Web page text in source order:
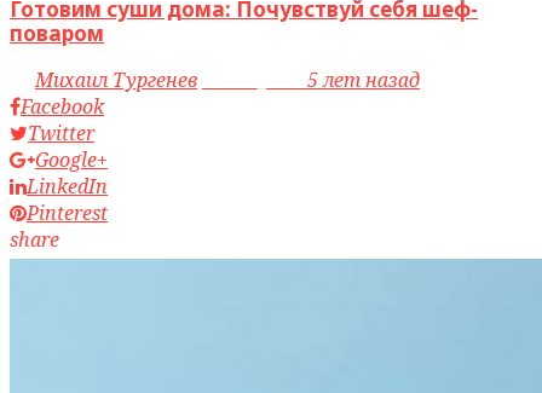
Готовим суши дома: Почувствуй себя шеф-
поваром
byМихаил Тургенев
5 лет назад
Facebook
Twitter
Google+
LinkedIn
Pinterest
share